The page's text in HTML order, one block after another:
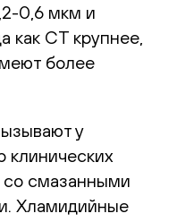
0,6 мкм и
как СТ крупнее,
более
у
клинических
со смазанными
Хламидийные